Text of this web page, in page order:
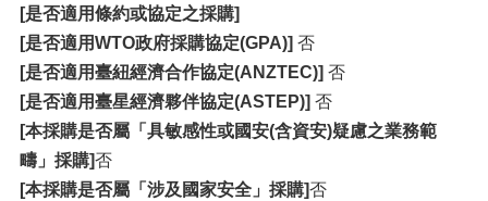
[是否適用條約或協定之採購]
[是否適用WTO政府採購協定(GPA)] 否
[是否適用臺紐經濟合作協定(ANZTEC)] 否
[是否適用臺星經濟夥伴協定(ASTEP)] 否
[本採購是否屬「具敏感性或國安(含資安)疑慮之業務範
疇」採購]否
[本採購是否屬「涉及國家安全」採購]否